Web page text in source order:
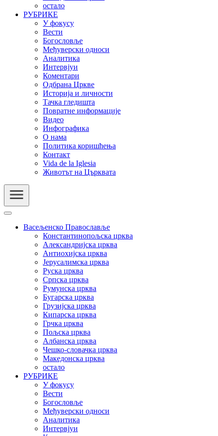
остало
РУБРИКЕ
У фокусу
Вести
Богословље
Међуверски односи
Аналитика
Интервјуи
Коментари
Одбрана Цркве
Историја и личности
Тачка гледишта
Повратне информације
Видео
Инфографика
О нама
Политика коришћења
Контакт
Vida de la Iglesia
Животът на Църквата
Васељенско Православље
Константинопољска црква
Александријска црква
Антиохијска црква
Јерусалимска црква
Руска црква
Српска црква
Румунска црква
Бугарска црква
Грузијска црква
Кипарска црква
Грчка црква
Пољска црква
Албанска црква
Чешко-словачка црква
Македонска црква
остало
РУБРИКЕ
У фокусу
Вести
Богословље
Међуверски односи
Аналитика
Интервјуи